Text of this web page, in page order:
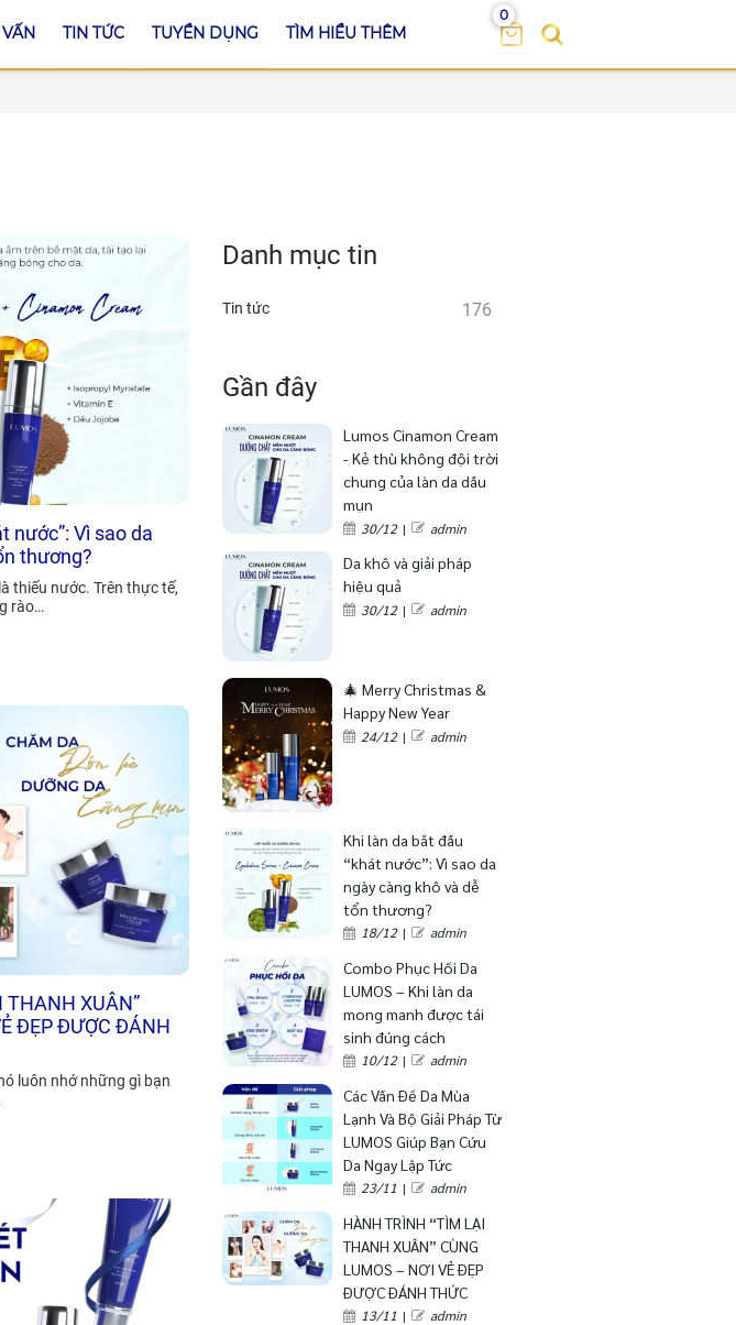
TIN TỨC TUYỂN DỤNG TÌM HIỂU THÊM
0
nước”: Vì sao da
thương?
thiếu nước. Trên thực tế,
rào…
THANH XUÂN”
ĐẸP ĐƯỢC ĐÁNH
luôn nhớ những gì bạn
Danh mục tin
Tin tức 176
Gần đây
Lumos Cinamon Cream
- Kẻ thù không đội trời
chung của làn da dầu
mụn
30/12 | admin
Da khô và giải pháp
hiệu quả
30/12 | admin
🎄 Merry Christmas &
Happy New Year
24/12 | admin
Khi làn da bắt đầu
“khát nước”: Vì sao da
ngày càng khô và dễ
tổn thương?
18/12 | admin
Combo Phục Hồi Da
LUMOS – Khi làn da
mong manh được tái
sinh đúng cách
10/12 | admin
Các Vấn Đề Da Mùa
Lạnh Và Bộ Giải Pháp Từ
LUMOS Giúp Bạn Cứu
Da Ngay Lập Tức
23/11 | admin
HÀNH TRÌNH “TÌM LẠI
THANH XUÂN” CÙNG
LUMOS – NƠI VẺ ĐẸP
ĐƯỢC ĐÁNH THỨC
13/11 | admin